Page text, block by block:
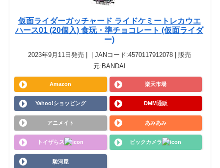
仮面ライダーガッチャード ライドケミートレカウエ
ハース01 (20個入) 食玩・準チョコレート (仮面ライダ
ー)
2023年9月11日発売 | | JANコード:4570117912078 | 販売
元:BANDAI
Amazon 楽天市場
Yahoo!ショッピング DMM通販
アニメイト あみあみ
トイザらス ビックカメラ
駿河屋